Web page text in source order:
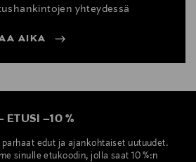
yhteydessä
AIKA
ETUSI –10 %
edut ja ajankohtaiset uutuudet.
sinulle etukoodin, jolla saat 10 %:n